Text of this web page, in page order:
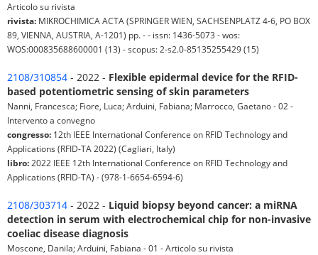
Articolo su rivista
rivista: MIKROCHIMICA ACTA (SPRINGER WIEN, SACHSENPLATZ 4-6, PO BOX
89, VIENNA, AUSTRIA, A-1201) pp. - - issn: 1436-5073 - wos:
WOS:000835688600001 (13) - scopus: 2-s2.0-85135255429 (15)
2108/310854 - 2022 - Flexible epidermal device for the RFID-
based potentiometric sensing of skin parameters
Nanni, Francesca; Fiore, Luca; Arduini, Fabiana; Marrocco, Gaetano - 02 -
Intervento a convegno
congresso: 12th IEEE International Conference on RFID Technology and
Applications (RFID-TA 2022) (Cagliari, Italy)
libro:2022 IEEE 12th International Conference on RFID Technology and
Applications (RFID-TA) - (978-1-6654-6594-6)
2108/303714 - 2022 - Liquid biopsy beyond cancer: a miRNA
detection in serum with electrochemical chip for non-invasive
coeliac disease diagnosis
Moscone, Danila; Arduini, Fabiana - 01 - Articolo su rivista